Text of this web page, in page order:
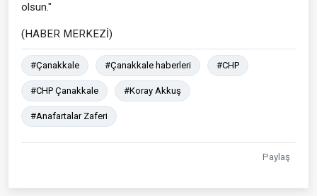
olsun."
(HABER MERKEZİ)
#Çanakkale #Çanakkale haberleri #CHP
#CHP Çanakkale #Koray Akkuş
#Anafartalar Zaferi
Paylaş